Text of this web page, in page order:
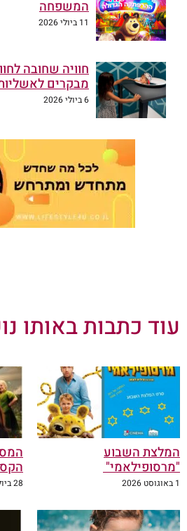
המשפחה
11 ביולי 2026
חוויה שחובה
מבקרים
6 ביולי 2026
עוד כתבות באותו
המלצת השבוע
"מרסופילאמי"
1 באוגוסט 2026 28 ביולי 2026